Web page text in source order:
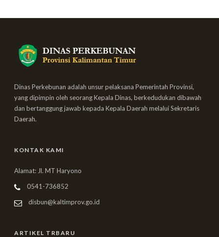
Dinas Perkebunan adalah unsur pelaksana Pemerintah Provinsi,
yang dipimpin oleh seorang Kepala Dinas, berkedudukan dibawah
dan bertanggung jawab kepada Kepala Daerah melalui Sekretaris
Daerah.
KONTAK KAMI
Alamat: Jl. MT Haryono
0541-736852
disbun@kaltimprov.go.id
ARTIKEL TRBARU